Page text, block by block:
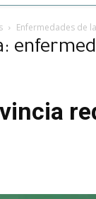
Enfermedades de